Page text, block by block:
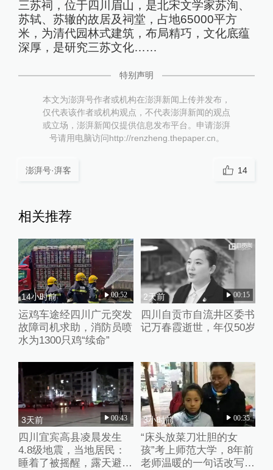
三苏祠，位于四川眉山，是北宋文学家苏洵、
苏轼、苏辙的故居及祠堂，占地65000平方
米，为清代园林式建筑，布局精巧，文化底蕴
深厚，是研究三苏文化……
特别声明
本文为澎湃号作者或机构在澎湃新闻上传并发布，
仅代表该作者或机构观点，不代表澎湃新闻的观点
或立场，澎湃新闻仅提供信息发布平台。申请澎湃
号请用电脑访问http://renzheng.thepaper.cn。
澎湃号·湃客 14
相关推荐
14小时前 00:52
运鸡车途经四川广元突发
故障司机求助，消防员喷
水为1300只鸡“续命”
2天前 00:15
四川自贡市自流井区委书
记万春霞逝世，年仅50岁
3天前 00:43
四川宜宾高县凌晨发生
4.8级地震，当地居民：
睡着了被摇醒，露天避险
3小时前 00:35
“床头放菜刀壮胆的女
孩”考上师范大学，8年前
老师温暖的一句话改写了